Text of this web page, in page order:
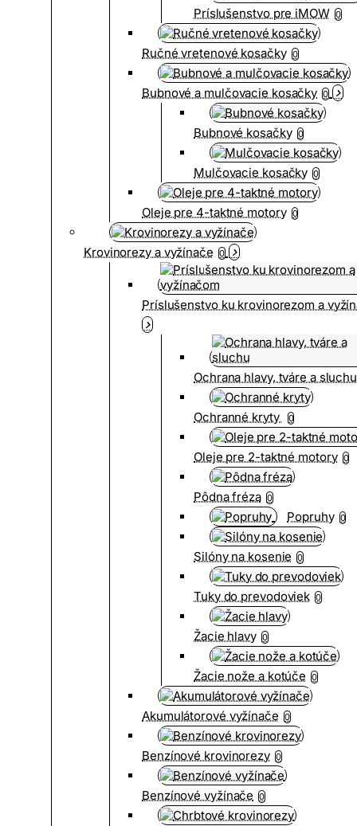
Príslušenstvo pre iMOW 0
Ručné vretenové kosačky 0
Bubnové a mulčovacie kosačky 0
Bubnové kosačky 0
Mulčovacie kosačky 0
Oleje pre 4-taktné motory 0
Krovinorezy a vyžínače 0
Príslušenstvo ku krovinorezom a
Ochrana hlavy, tváre a sluchu
Ochranné kryty 0
Oleje pre 2-taktné motory 0
Pôdna fréza 0
Popruhy 0
Silóny na kosenie 0
Tuky do prevodoviek 0
Žacie hlavy 0
Žacie nože a kotúče 0
Akumulátorové vyžínače 0
Benzínové krovinorezy 0
Benzínové vyžínače 0